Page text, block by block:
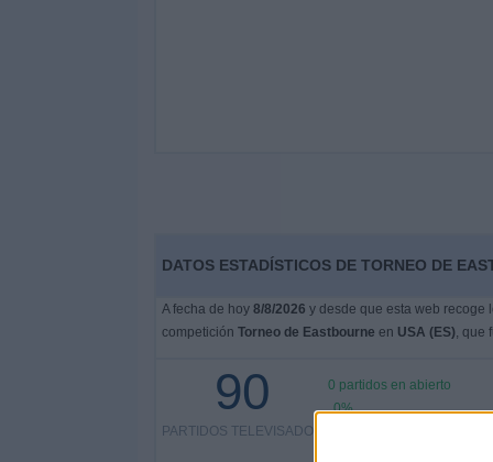
DATOS ESTADÍSTICOS DE TORNEO DE
A fecha de hoy 8/8/2026 y desde que esta web recoge
competición Torneo de Eastbourne en USA (ES), que
90
PARTIDOS TELEVISADOS
0 partidos en abierto
0%